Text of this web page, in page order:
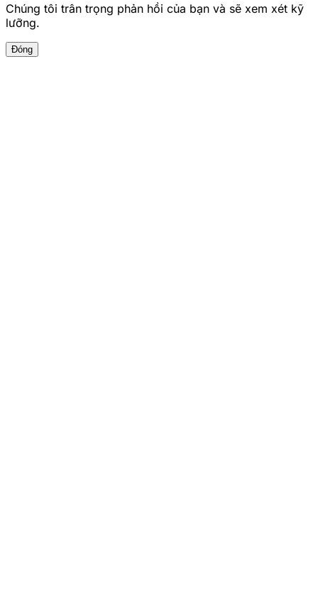
Chúng tôi trân trọng phản hồi của bạn và sẽ xem xét kỹ
lưỡng.
Đóng